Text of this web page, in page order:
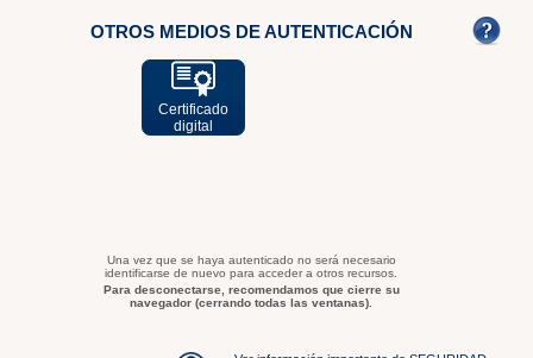
OTROS MEDIOS DE AUTENTICACIÓN
Certificado
digital
Una vez que se haya autenticado no será necesario
identificarse de nuevo para acceder a otros recursos.
Para desconectarse, recomendamos que cierre su
navegador (cerrando todas las ventanas).